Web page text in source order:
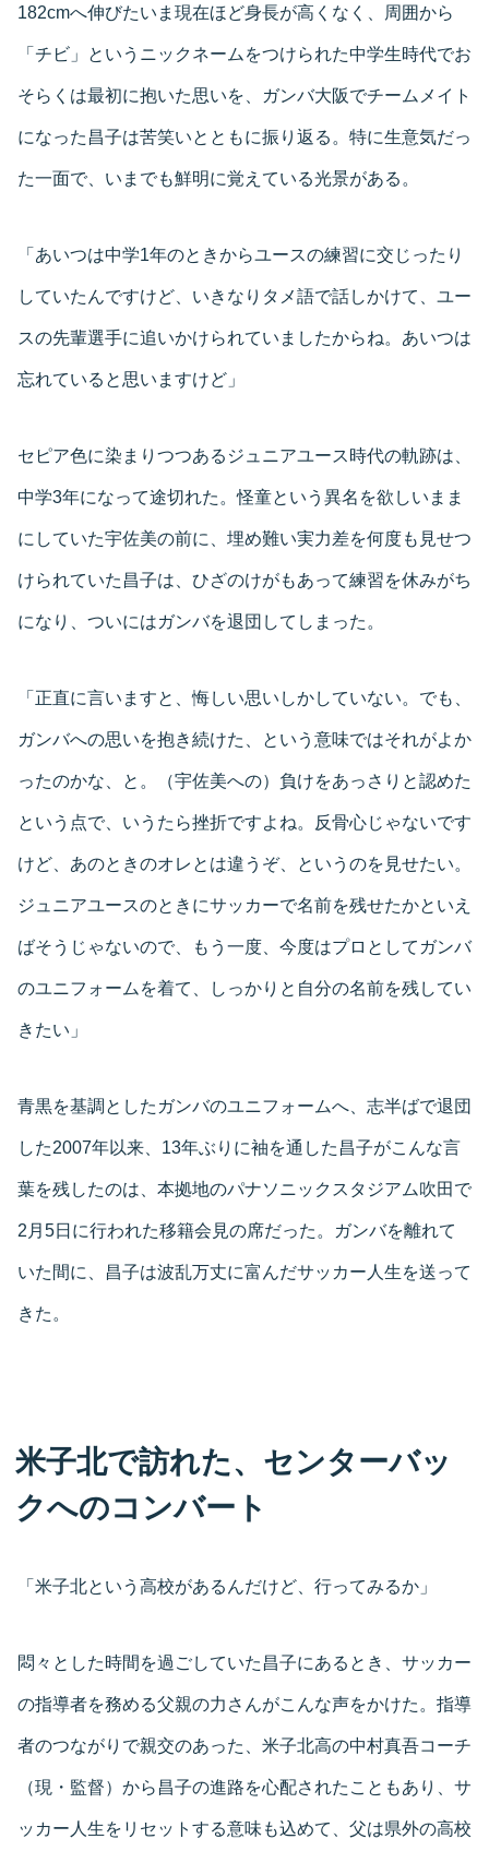
182cmへ伸びたいま現在ほど身長が高くなく、周囲から
「チビ」というニックネームをつけられた中学生時代でお
そらくは最初に抱いた思いを、ガンバ大阪でチームメイト
になった昌子は苦笑いとともに振り返る。特に生意気だっ
た一面で、いまでも鮮明に覚えている光景がある。
「あいつは中学1年のときからユースの練習に交じったり
していたんですけど、いきなりタメ語で話しかけて、ユー
スの先輩選手に追いかけられていましたからね。あいつは
忘れていると思いますけど」
セピア色に染まりつつあるジュニアユース時代の軌跡は、
中学3年になって途切れた。怪童という異名を欲しいまま
にしていた宇佐美の前に、埋め難い実力差を何度も見せつ
けられていた昌子は、ひざのけがもあって練習を休みがち
になり、ついにはガンバを退団してしまった。
「正直に言いますと、悔しい思いしかしていない。でも、
ガンバへの思いを抱き続けた、という意味ではそれがよか
ったのかな、と。（宇佐美への）負けをあっさりと認めた
という点で、いうたら挫折ですよね。反骨心じゃないです
けど、あのときのオレとは違うぞ、というのを見せたい。
ジュニアユースのときにサッカーで名前を残せたかといえ
ばそうじゃないので、もう一度、今度はプロとしてガンバ
のユニフォームを着て、しっかりと自分の名前を残してい
きたい」
青黒を基調としたガンバのユニフォームへ、志半ばで退団
した2007年以来、13年ぶりに袖を通した昌子がこんな言
葉を残したのは、本拠地のパナソニックスタジアム吹田で
2月5日に行われた移籍会見の席だった。ガンバを離れて
いた間に、昌子は波乱万丈に富んだサッカー人生を送って
きた。
米子北で訪れた、センターバッ
クへのコンバート
「米子北という高校があるんだけど、行ってみるか」
悶々とした時間を過ごしていた昌子にあるとき、サッカー
の指導者を務める父親の力さんがこんな声をかけた。指導
者のつながりで親交のあった、米子北高の中村真吾コーチ
（現・監督）から昌子の進路を心配されたこともあり、サ
ッカー人生をリセットする意味も込めて、父は県外の高校